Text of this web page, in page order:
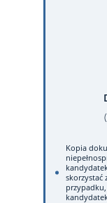
Kopia
skorzystać